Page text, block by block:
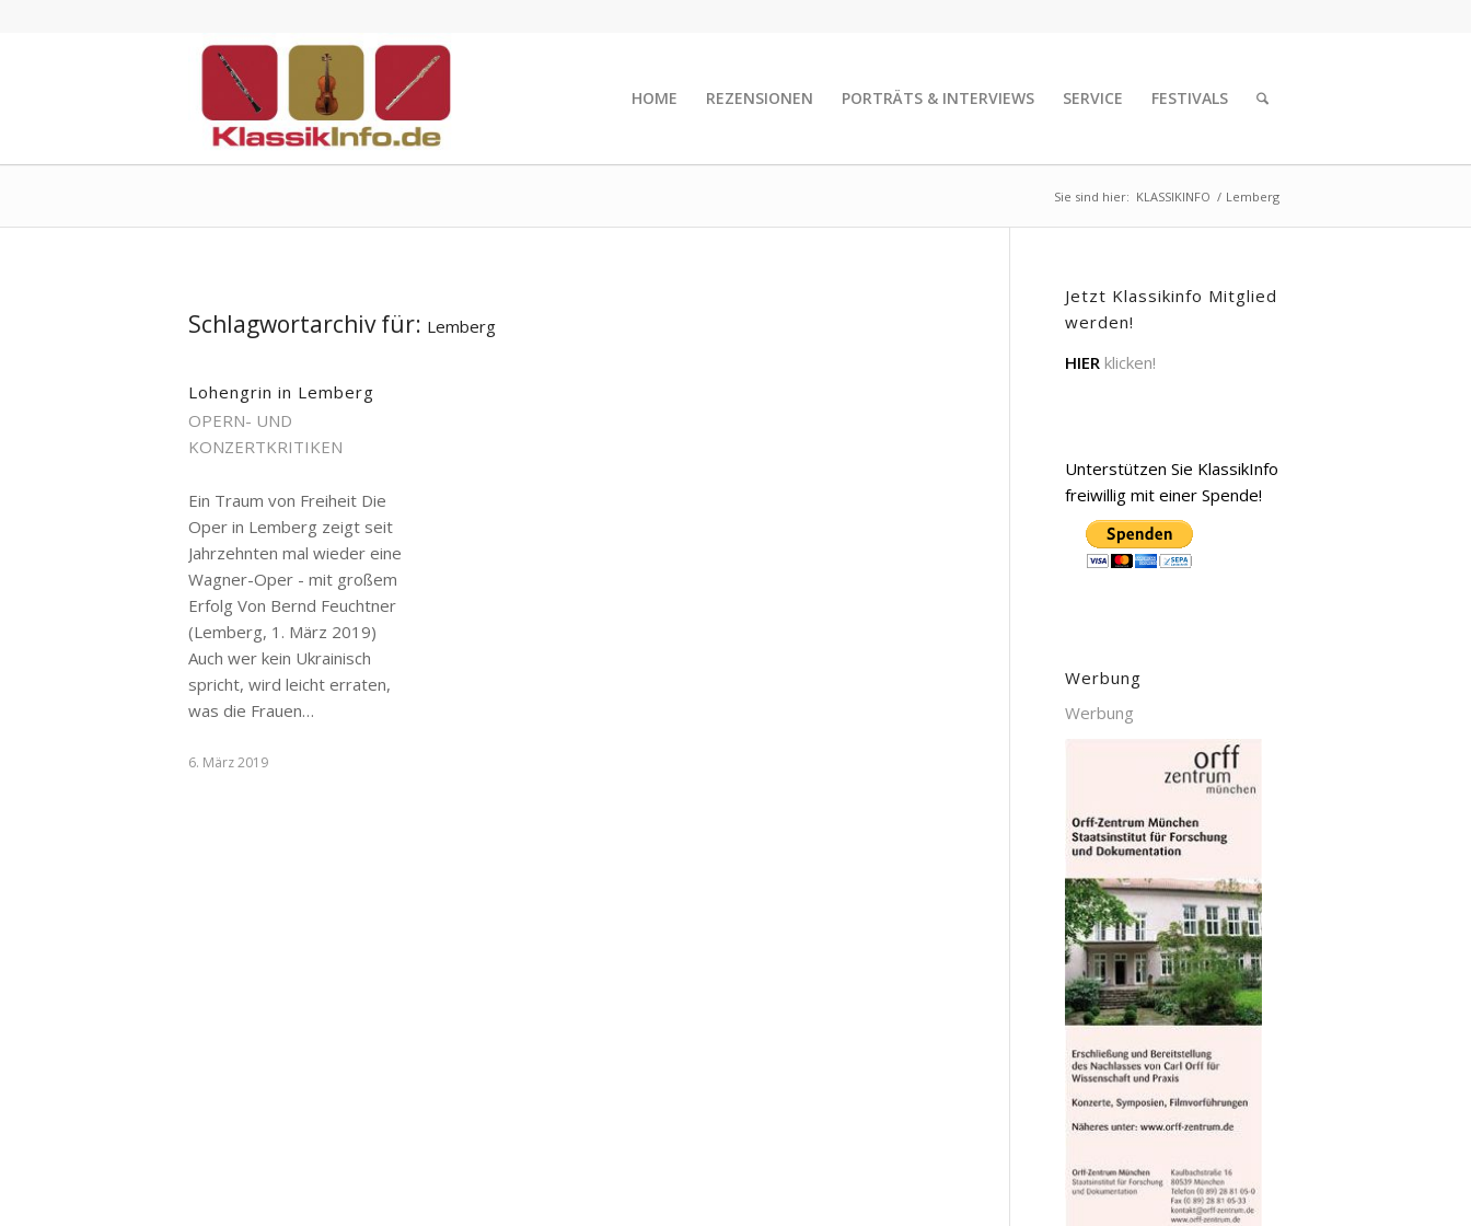
HOME REZENSIONEN PORTRÄTS & INTERVIEWS SERVICE FESTIVALS
Sie sind hier: KLASSIKINFO / Lemberg
Schlagwortarchiv für: Lemberg
Lohengrin in Lemberg
OPERN- UND
KONZERTKRITIKEN
Ein Traum von Freiheit Die
Oper in Lemberg zeigt seit
Jahrzehnten mal wieder eine
Wagner-Oper - mit großem
Erfolg Von Bernd Feuchtner
(Lemberg, 1. März 2019)
Auch wer kein Ukrainisch
spricht, wird leicht erraten,
was die Frauen…
6. März 2019
Jetzt Klassikinfo Mitglied
werden!
HIER klicken!
Unterstützen Sie KlassikInfo
freiwillig mit einer Spende!
Werbung
Werbung